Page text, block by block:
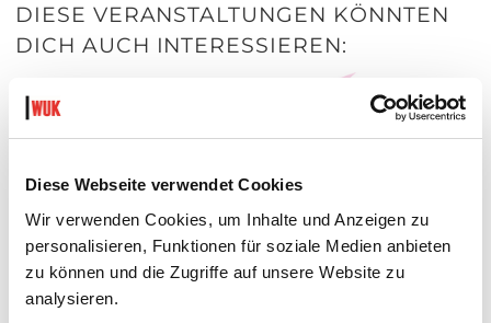
Diese Webseite verwendet Cookies
Wir verwenden Cookies, um Inhalte und Anzeigen zu
personalisieren, Funktionen für soziale Medien anbieten
zu können und die Zugriffe auf unsere Website zu
analysieren.
DIESE VERANSTALTUNGEN KÖNNTEN
DICH AUCH INTERESSIEREN: